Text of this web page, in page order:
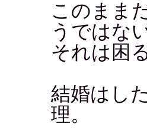
このまま
うではな
それは困る
結婚はし
理。